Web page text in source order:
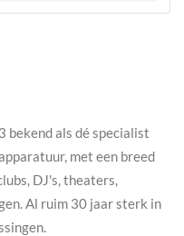
bekend als dé specialist
met een breed
DJ's, theaters,
Al ruim 30 jaar sterk in